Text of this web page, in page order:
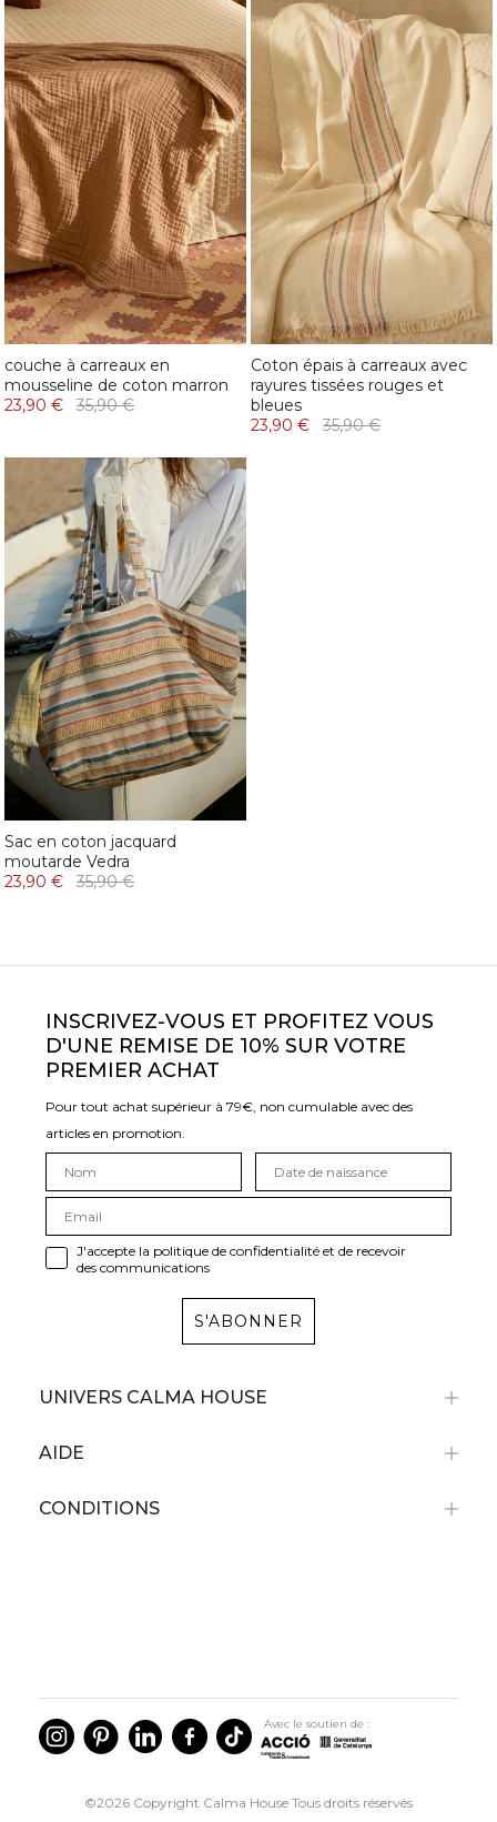
couche à carreaux en
mousseline de coton marron
23,90 €
35,90 €
Coton épais à carreaux avec
rayures tissées rouges et
bleues
23,90 €
35,90 €
Sac en coton jacquard
moutarde Vedra
23,90 €
35,90 €
INSCRIVEZ-VOUS ET PROFITEZ VOUS
D'UNE REMISE DE 10% SUR VOTRE
PREMIER ACHAT
Pour tout achat supérieur à 79€, non cumulable avec des
articles en promotion.
J'accepte la politique de confidentialité et de recevoir
des communications
S'ABONNER
UNIVERS CALMA HOUSE
AIDE
CONDITIONS
Avec le soutien de :
©2026 Copyright Calma House Tous droits réservés